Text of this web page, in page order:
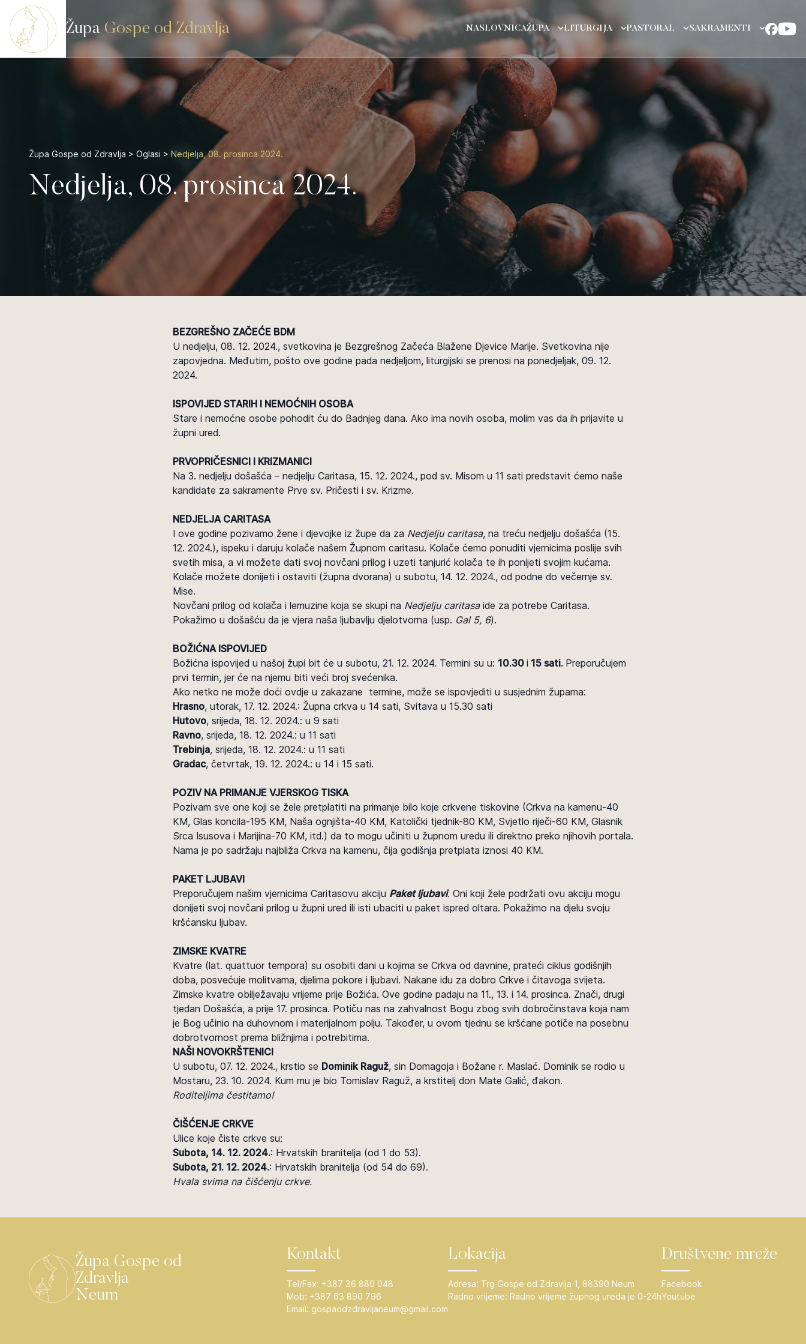
Župa Gospe od Zdravlja NASLOVNICAŽUPA LITURGIJA PASTORAL SAKRAMENTI
Župa Gospe od Zdravlja > Oglasi > Nedjelja, 08. prosinca 2024.
Nedjelja, 08. prosinca 2024.
BEZGREŠNO ZAČEĆE BDM
U nedjelju, 08. 12. 2024., svetkovina je Bezgrešnog Začeća Blažene Djevice Marije. Svetkovina nije
zapovjedna. Međutim, pošto ove godine pada nedjeljom, liturgijski se prenosi na ponedjeljak, 09. 12.
2024.
ISPOVIJED STARIH I NEMOĆNIH OSOBA
Stare i nemoćne osobe pohodit ću do Badnjeg dana. Ako ima novih osoba, molim vas da ih prijavite u
župni ured.
PRVOPRIČESNICI I KRIZMANICI
Na 3. nedjelju došašća – nedjelju Caritasa, 15. 12. 2024., pod sv. Misom u 11 sati predstavit ćemo naše
kandidate za sakramente Prve sv. Pričesti i sv. Krizme.
NEDJELJA CARITASA
I ove godine pozivamo žene i djevojke iz župe da za Nedjelju caritasa, na treću nedjelju došašća (15.
12. 2024.), ispeku i daruju kolače našem Župnom caritasu. Kolače ćemo ponuditi vjernicima poslije svih
svetih misa, a vi možete dati svoj novčani prilog i uzeti tanjurić kolača te ih ponijeti svojim kućama.
Kolače možete donijeti i ostaviti (župna dvorana) u subotu, 14. 12. 2024., od podne do večernje sv.
Mise.
Novčani prilog od kolača i lemuzine koja se skupi na Nedjelju caritasaide za potrebe Caritasa.
Pokažimo u došašću da je vjera naša ljubavlju djelotvorna (usp. Gal 5, 6).
BOŽIĆNA ISPOVIJED
Božićna ispovijed u našoj župi bit će u subotu, 21. 12. 2024. Termini su u: 10.30 i 15 sati. Preporučujem
prvi termin, jer će na njemu biti veći broj svećenika.
Ako netko ne može doći ovdje u zakazane termine, može se ispovjediti u susjednim župama:
Hrasno, utorak, 17. 12. 2024.: Župna crkva u 14 sati, Svitava u 15.30 sati
Hutovo, srijeda, 18. 12. 2024.: u 9 sati
Ravno, srijeda, 18. 12. 2024.: u 11 sati
Trebinja, srijeda, 18. 12. 2024.: u 11 sati
Gradac, četvrtak, 19. 12. 2024.: u 14 i 15 sati.
POZIV NA PRIMANJE VJERSKOG TISKA
Pozivam sve one koji se žele pretplatiti na primanje bilo koje crkvene tiskovine (Crkva na kamenu-40
KM, Glas koncila-195 KM, Naša ognjišta-40 KM, Katolički tjednik-80 KM, Svjetlo riječi-60 KM, Glasnik
Srca Isusova i Marijina-70 KM, itd.) da to mogu učiniti u župnom uredu ili direktno preko njihovih portala.
Nama je po sadržaju najbliža Crkva na kamenu, čija godišnja pretplata iznosi 40 KM.
PAKET LJUBAVI
Preporučujem našim vjernicima Caritasovu akciju Paket ljubavi. Oni koji žele podržati ovu akciju mogu
donijeti svoj novčani prilog u župni ured ili isti ubaciti u paket ispred oltara. Pokažimo na djelu svoju
kršćansku ljubav.
ZIMSKE KVATRE
Kvatre (lat. quattuor tempora) su osobiti dani u kojima se Crkva od davnine, prateći ciklus godišnjih
doba, posvećuje molitvama, djelima pokore i ljubavi. Nakane idu za dobro Crkve i čitavoga svijeta.
Zimske kvatre obilježavaju vrijeme prije Božića. Ove godine padaju na 11., 13. i 14. prosinca. Znači, drugi
tjedan Došašća, a prije 17. prosinca. Potiču nas na zahvalnost Bogu zbog svih dobročinstava koja nam
je Bog učinio na duhovnom i materijalnom polju. Također, u ovom tjednu se kršćane potiče na posebnu
dobrotvornost prema bližnjima i potrebitima.
NAŠI NOVOKRŠTENICI
U subotu, 07. 12. 2024., krstio se Dominik Raguž, sin Domagoja i Božane r. Maslać. Dominik se rodio u
Mostaru, 23. 10. 2024. Kum mu je bio Tomislav Raguž, a krstitelj don Mate Galić, đakon.
Roditeljima čestitamo!
ČIŠĆENJE CRKVE
Ulice koje čiste crkve su:
Subota, 14. 12. 2024.: Hrvatskih branitelja (od 1 do 53).
Subota, 21. 12. 2024.: Hrvatskih branitelja (od 54 do 69).
Hvala svima na čišćenju crkve.
Župa Gospe od
Zdravlja
Neum
Kontakt
Tel/Fax: +387 36 880 048
Mob: +387 63 890 796
Email: gospaodzdravljaneum@gmail.com
Lokacija
Adresa: Trg Gospe od Zdravlja 1, 88390 Neum
Radno vrijeme: Radno vrijeme župnog ureda je 0-24h
Društvene mreže
Facebook
Youtube